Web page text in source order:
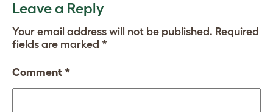
Leave a Reply
Your email address will not be published. Required
fields are marked *
Comment *